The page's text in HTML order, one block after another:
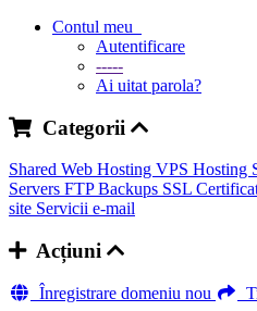
Contul meu
Autentificare
-----
Ai uitat parola?
Categorii
Shared Web Hosting VPS Hosting
Servers FTP Backups SSL
site Servicii e-mail
Acțiuni
Înregistrare domeniu nou